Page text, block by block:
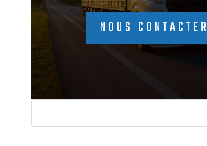
NOUS CONTACTER